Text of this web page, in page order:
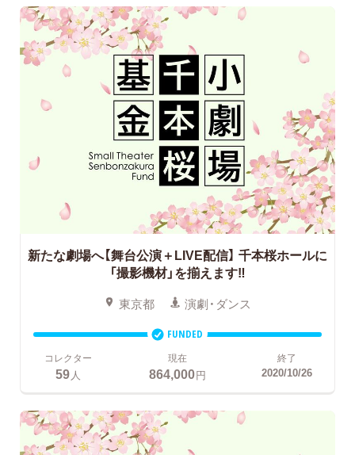
新たな劇場へ【舞台公演＋LIVE配信】 千本桜ホールに
「撮影機材」を揃えます‼
東京都 演劇・ダンス
FUNDED
コレクター
59 人
現在
864,000円
終了
2020/10/26